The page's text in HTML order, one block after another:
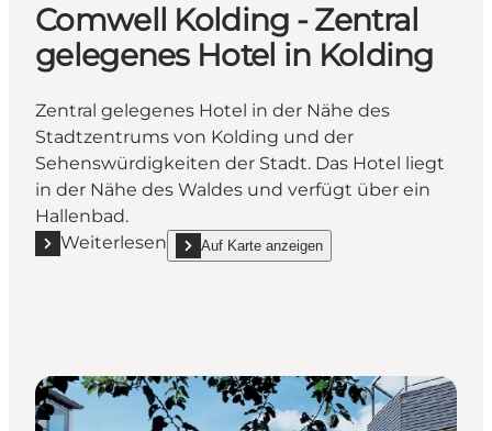
Comwell Kolding - Zentral
gelegenes Hotel in Kolding
Zentral gelegenes Hotel in der Nähe des
Stadtzentrums von Kolding und der
Sehenswürdigkeiten der Stadt. Das Hotel liegt
in der Nähe des Waldes und verfügt über ein
Hallenbad.
Weiterlesen
Mehr erfahren "Comwell Kolding - Zentral
Auf Karte anzeigen
show Comwell Kolding - Zentral gelegenes Hotel